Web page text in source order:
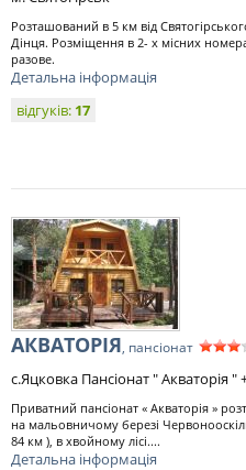
Розташований в 5 км від
Дінця. Розміщення в 2- х місних
разове.
Детальна інформація
відгуків: 17
АКВАТОРІЯ, пансіонат
с.Яцковка Пансіонат " Акваторія "
Приватний пансіонат « Акваторія »
на мальовничому березі
84 км ), в хвойному лісі....
Детальна інформація